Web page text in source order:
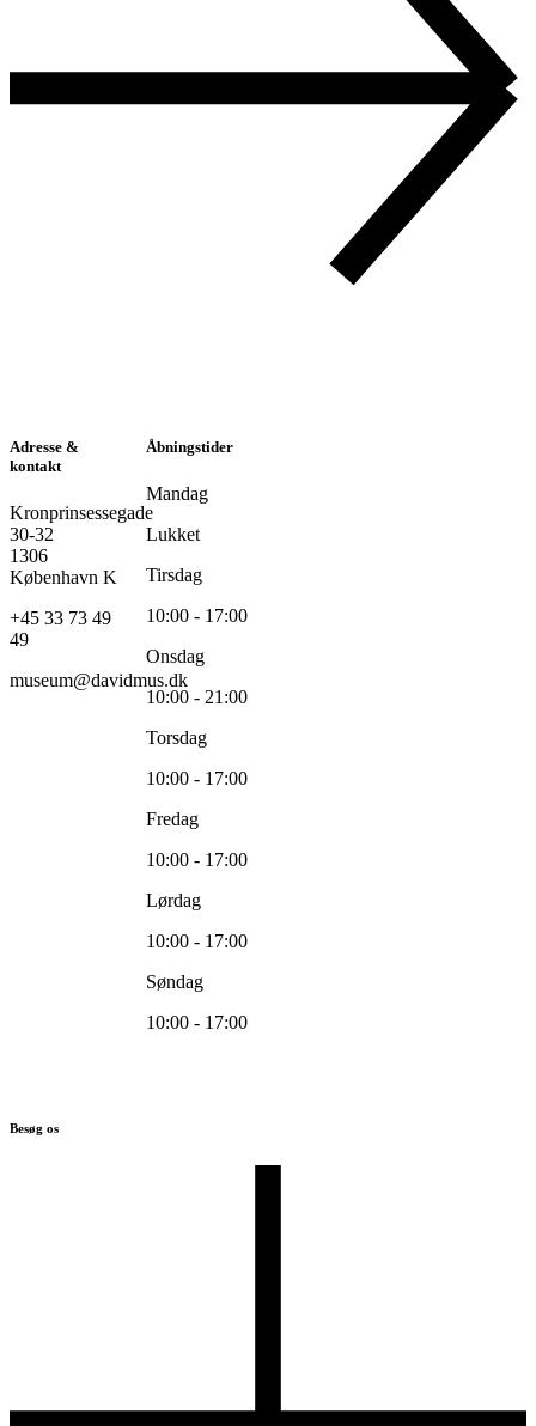
Adresse &
kontakt
Kronprinsessegade
30-32
1306
København K
+45 33 73 49
49
museum@davidmus.dk
Åbningstider
Mandag
Lukket
Tirsdag
10:00 - 17:00
Onsdag
10:00 - 21:00
Torsdag
10:00 - 17:00
Fredag
10:00 - 17:00
Lørdag
10:00 - 17:00
Søndag
10:00 - 17:00
Besøg os